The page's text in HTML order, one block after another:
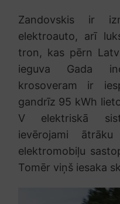
Zandovskis ir
elektroauto, arī
tron, kas pērn
ieguva Gada
krosoveram ir
gandrīz 95 kWh
V elektriskā
ievērojami
elektromobiļu
Tomēr viņš iesaka